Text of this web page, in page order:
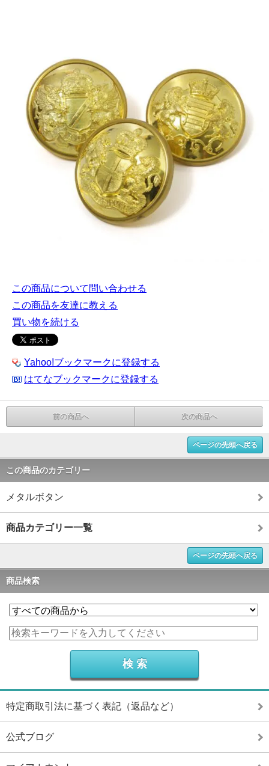
この商品について問い合わせる
この商品を友達に教える
買い物を続ける
Yahoo!ブックマークに登録する
はてなブックマークに登録する
前の商品へ 次の商品へ
ページの先頭へ戻る
この商品のカテゴリー
メタルボタン
商品カテゴリー一覧
ページの先頭へ戻る
商品検索
特定商取引法に基づく表記（返品など）
公式ブログ